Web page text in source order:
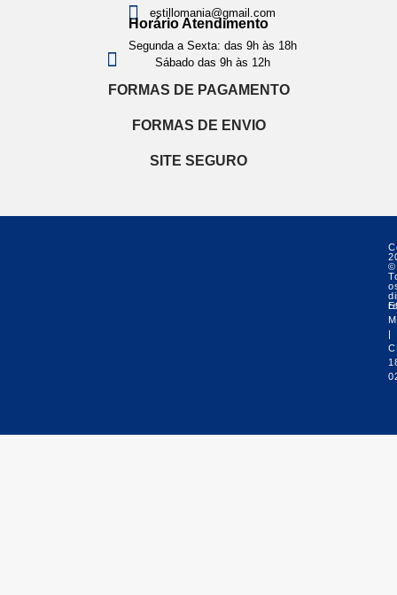
estillomania@gmail.com
Horário Atendimento
Segunda a Sexta: das 9h às 18h
Sábado das 9h às 12h
FORMAS DE PAGAMENTO
FORMAS DE ENVIO
SITE SEGURO
©
|